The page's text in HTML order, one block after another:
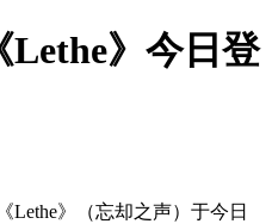
》今日登
Lethe》（忘却之声）于今日